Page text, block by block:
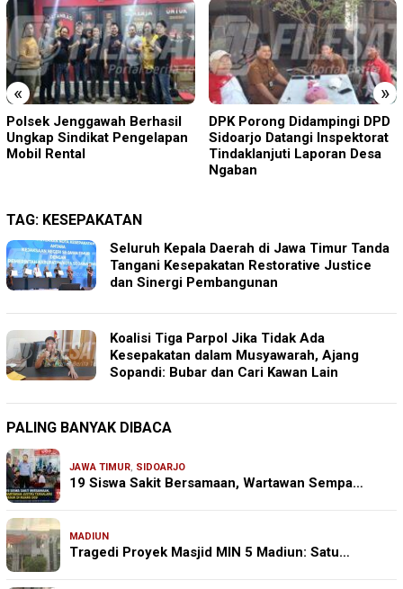
« »
DPK Porong Didampingi DPD
Sidoarjo Datangi Inspektorat
Tindaklanjuti Laporan Desa
Diduga Disekap Tiga Hari
Gegara Utang Rp300 Juta,
Pria Ketapang Sampang
Diselamatkan Polisi
TAG: KESEPAKATAN
Seluruh Kepala Daerah di Jawa Timur Tanda
Tangani Kesepakatan Restorative Justice
dan Sinergi Pembangunan
Koalisi Tiga Parpol Jika Tidak Ada
Kesepakatan dalam Musyawarah, Ajang
Sopandi: Bubar dan Cari Kawan Lain
PALING BANYAK DIBACA
JAWA TIMUR, SIDOARJO
19 Siswa Sakit Bersamaan, Wartawan Sempa…
MADIUN
Tragedi Proyek Masjid MIN 5 Madiun: Satu…